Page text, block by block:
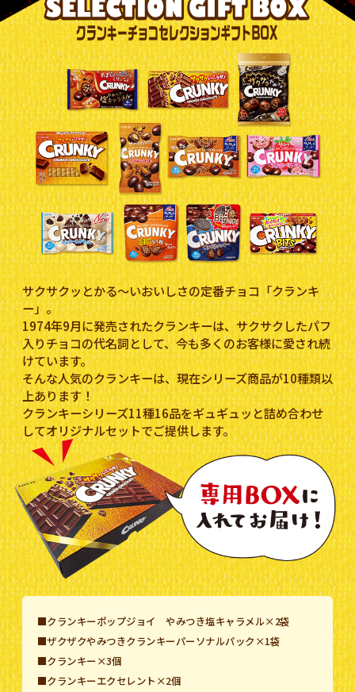
サクサクッとかる～いおいしさの定番チョコ「クランキ
ー」。
1974年9月に発売されたクランキーは、サクサクしたパフ
入りチョコの代名詞として、今も多くのお客様に愛され続
けています。
そんな人気のクランキーは、現在シリーズ商品が10種類以
上あります！
クランキーシリーズ11種16品をギュギュッと詰め合わせ
してオリジナルセットでご提供します。
■クランキーポップジョイ やみつき塩キャラメル×2袋
■ザクザクやみつきクランキーパーソナルパック×1袋
■クランキー×3個
■クランキーエクセレント×2個